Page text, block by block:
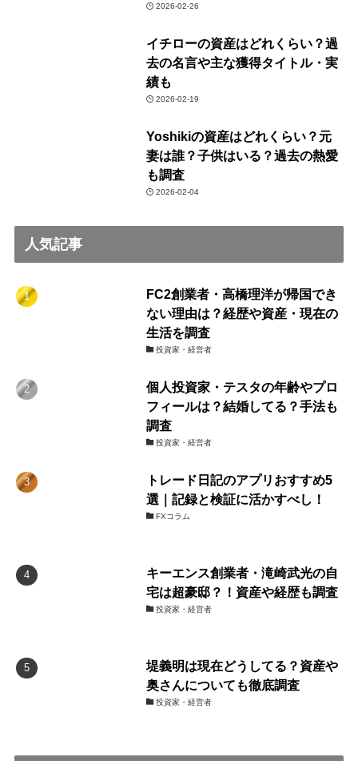
2026-02-26
イチローの資産はどれくらい？過
去の名言や主な獲得タイトル・実
績も
2026-02-19
Yoshikiの資産はどれくらい？元
妻は誰？子供はいる？過去の熱愛
も調査
2026-02-04
人気記事
FC2創業者・高橋理洋が帰国でき
ない理由は？経歴や資産・現在の
生活を調査
投資家・経営者
個人投資家・テスタの年齢やプロ
フィールは？結婚してる？手法も
調査
投資家・経営者
トレード日記のアプリおすすめ5
選｜記録と検証に活かすべし！
FXコラム
キーエンス創業者・滝崎武光の自
宅は超豪邸？！資産や経歴も調査
投資家・経営者
堤義明は現在どうしてる？資産や
奥さんについても徹底調査
投資家・経営者